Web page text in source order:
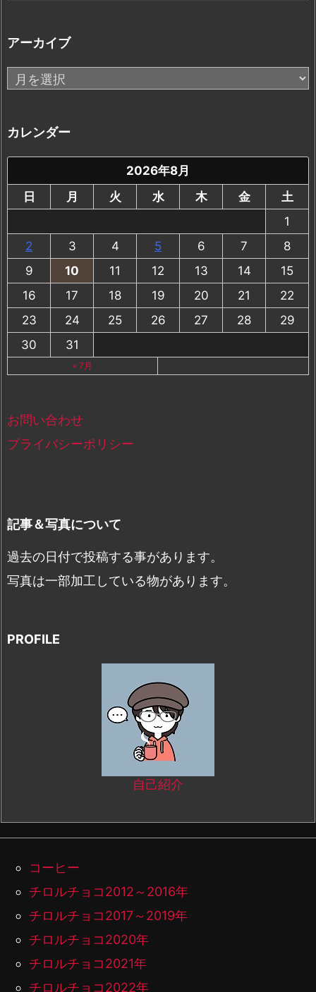
アーカイブ
ア
ー
イ
ブ
カレンダー
2026年8月
日
月 火 水 木 金
土
1
2
3 4 5 6 7
8
9
10 11 12 13 14
15
16
17 18 19 20 21
22
23
24 25 26 27 28
29
30
31
« 7月
お問い合わせ
プライバシーポリシー
記事＆写真について
過去の日付で投稿する事があります。
写真は一部加工している物があります。
PROFILE
自己紹介
コーヒー
チロルチョコ2012～2016年
チロルチョコ2017～2019年
チロルチョコ2020年
チロルチョコ2021年
チロルチョコ2022年